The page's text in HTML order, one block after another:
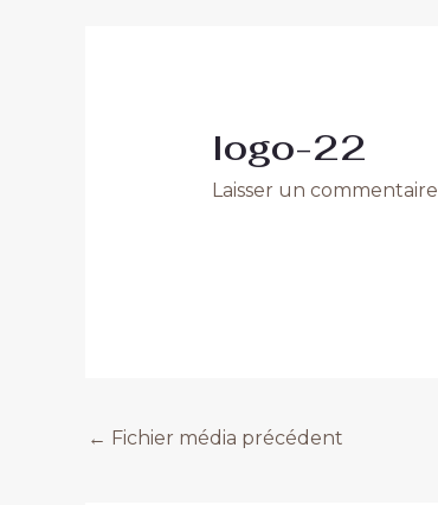
logo-22
Laisser un commentaire
← Fichier média précédent